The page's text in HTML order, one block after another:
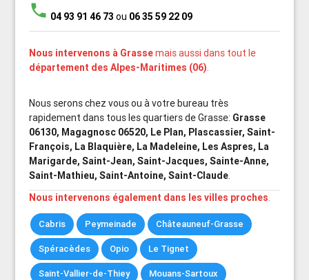
phone 04 93 91 46 73 ou 06 35 59 22 09
Nous intervenons à Grassemais aussi dans tout le
département des Alpes-Maritimes (06).
Nous serons chez vous ou à votre bureau très
rapidement dans tous les quartiers de Grasse: Grasse
06130, Magagnosc 06520, Le Plan, Plascassier, Saint-
François, La Blaquière, La Madeleine, Les Aspres, La
Marigarde, Saint-Jean, Saint-Jacques, Sainte-Anne,
Saint-Mathieu, Saint-Antoine, Saint-Claude.
Nous intervenons également dans les villes proches.
Cabris Peymeinade Châteauneuf-Grasse
Spéracèdes Opio Le Tignet
Saint-Vallier-de-Thiey Mouans-Sartoux